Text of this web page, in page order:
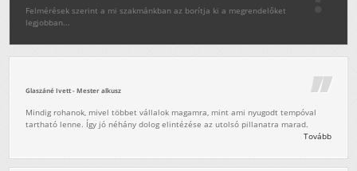
Felmérések szerint a mi szakmánkban az borítja ki a megrendelőket
legjobban...
Glaszáné Ivett - Mester alkusz
Mindig rohanok, mivel többet vállalok magamra, mint ami nyugodt tempóval
tartható lenne. Így jó néhány dolog elintézése az utolsó pillanatra marad.
Tovább